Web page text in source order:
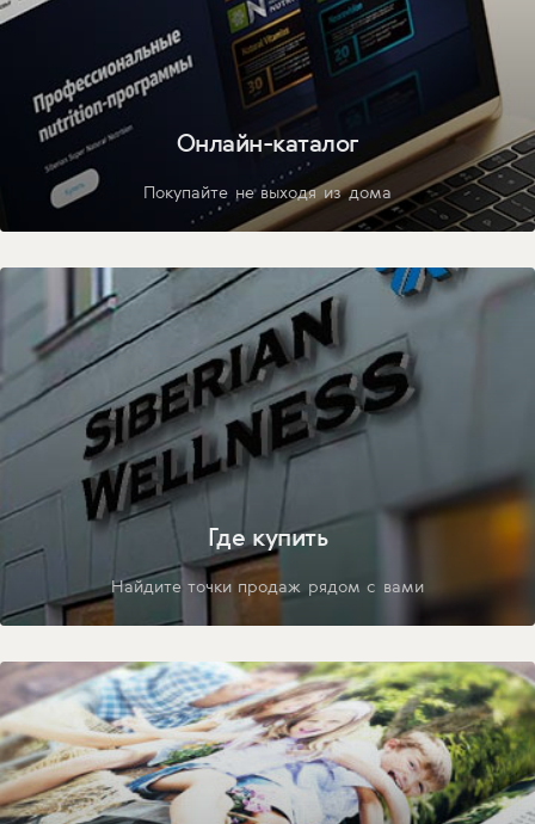
Онлайн-каталог
Покупайте не выходя из дома
Где купить
Найдите точки продаж рядом с вами